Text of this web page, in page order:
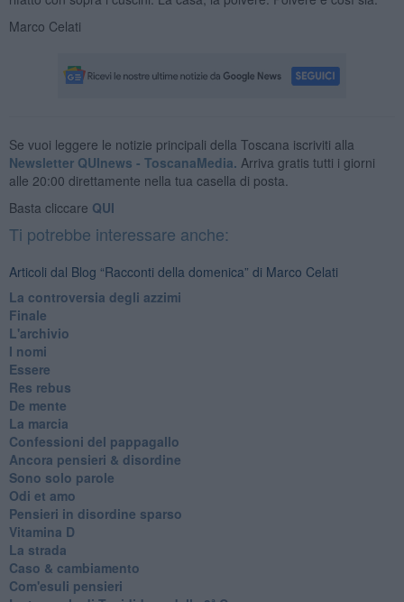
Marco Celati
Se vuoi leggere le notizie principali della Toscana iscriviti alla
Newsletter QUInews - ToscanaMedia. Arriva gratis tutti i giorni
alle 20:00 direttamente nella tua casella di posta.
Basta cliccare QUI
Ti potrebbe interessare anche:
Articoli dal Blog “Racconti della domenica” di Marco Celati
La controversia degli azzimi
Finale
L'archivio
I nomi
Essere
Res rebus
De mente
La marcia
Confessioni del pappagallo
Ancora pensieri & disordine
Sono solo parole
Odi et amo
Pensieri in disordine sparso
Vitamina D
La strada
Caso & cambiamento
Com'esuli pensieri